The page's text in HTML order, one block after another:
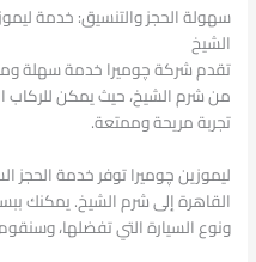
سهولة الحجز والتنسيق: خدمة
الشيخ
تقدم شركة چوميرا خدمة سهلة
من شرم الشيخ، حيث يمكن للركاب
تجربة مريحة وممتعة.
ليموزين چوميرا توفر خدمة الحجز
القاهرة إلى شرم الشيخ. يمكنك
ونوع السيارة التي تفضلها،